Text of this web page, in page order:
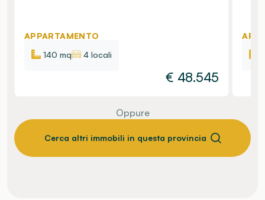
APPARTAMENTO
140 mq
4 locali
€ 48.545
Oppure
Cerca altri immobili in questa provincia